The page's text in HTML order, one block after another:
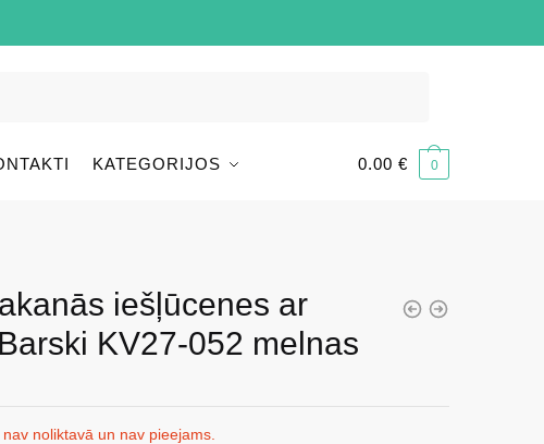
KATEGORIJOS 0.00 € 0
iešļūcenes ar
KV27-052 melnas
noliktavā un nav pieejams.